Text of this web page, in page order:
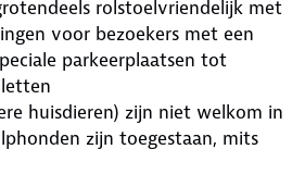
rolstoelvriendelijk met
voor bezoekers met een
parkeerplaatsen tot
huisdieren) zijn niet welkom in
zijn toegestaan, mits